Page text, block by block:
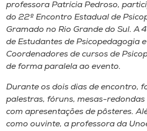
Selecione
professora Patrícia Pedroso,
do 22º Encontro Estadual de
Gramado no Rio Grande do Sul. A
de Estudantes de Psicopedagogia
Coordenadores de cursos de
de forma paralela ao evento.
Durante os dois dias de encontro,
palestras, fóruns, mesas-redondas
com apresentações de pôsteres.
como ouvinte, a professora da